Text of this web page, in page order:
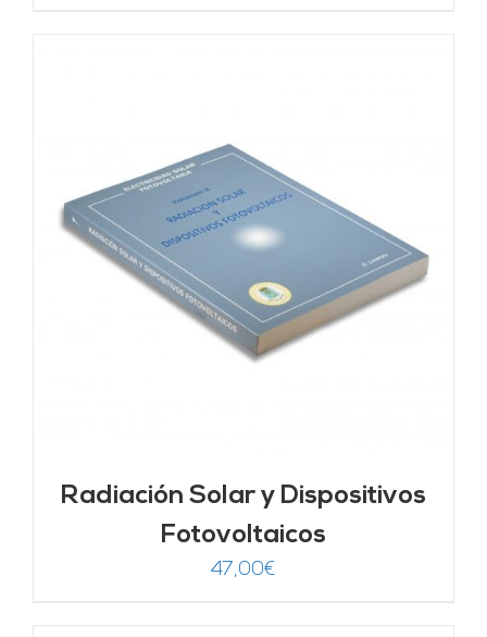
Radiación Solar y Dispositivos
Fotovoltaicos
47,00€